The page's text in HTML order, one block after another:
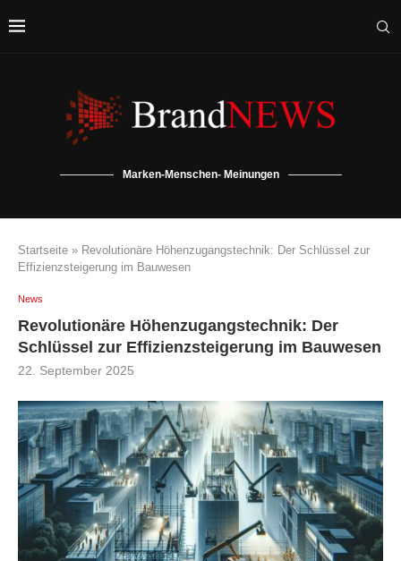
Marken-Menschen- Meinungen
Startseite » Revolutionäre Höhenzugangstechnik: Der Schlüssel zur
Effizienzsteigerung im Bauwesen
News
Revolutionäre Höhenzugangstechnik: Der
Schlüssel zur Effizienzsteigerung im Bauwesen
22. September 2025